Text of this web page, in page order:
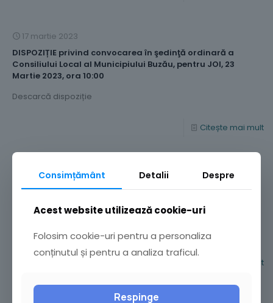
17 martie 2023
DISPOZIȚIE privind convocarea în şedinţă ordinară a
Consiliului Local al Municipiului Buzău, pentru JOI, 23
Martie 2023, ora 10:00
Descarcă dispoziție
Citește mai mult
17 februarie 2023
DISPOZIȚIE privind convocarea în şedinţă ordinară a
Februarie 2023, ora 10:00
Descarcă dispoziție
Citește mai mult
Consimțământ Detalii Despre
Acest website utilizează cookie-uri
Folosim cookie-uri pentru a personaliza
conținutul și pentru a analiza traficul.
Respinge